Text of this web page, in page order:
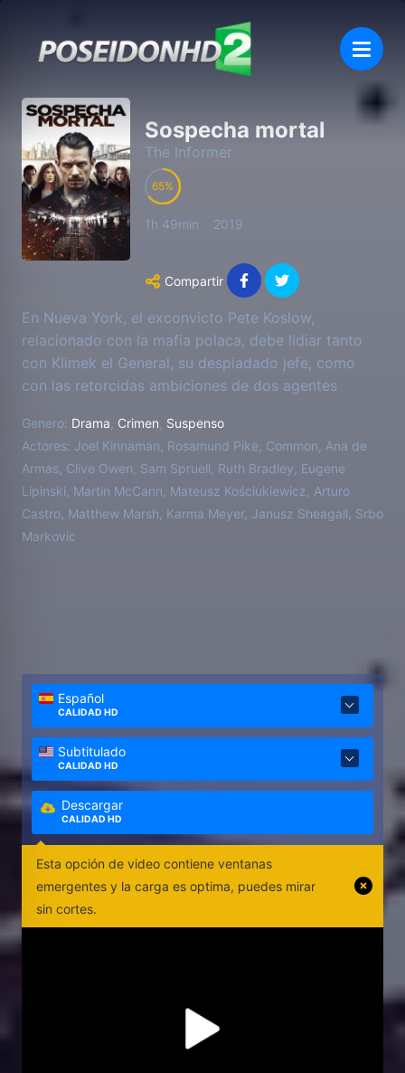
Sospecha mortal
The Informer
65
1h 49min 2019
Compartir
En Nueva York, el exconvicto Pete Koslow,
relacionado con la mafia polaca, debe lidiar tanto
con Klimek el General, su despiadado jefe, como
con las retorcidas ambiciones de dos agentes
vidas de sus seres queridos.
Genero: Drama Crimen Suspenso
Actores: Joel Kinnaman, Rosamund Pike, Common, Ana de
Armas, Clive Owen, Sam Spruell, Ruth Bradley, Eugene
Lipinski, Martin McCann, Mateusz Kościukiewicz, Arturo
Castro, Matthew Marsh, Karma Meyer, Janusz Sheagall, Srbo
Markovic
Español
CALIDAD HD
Subtitulado
CALIDAD HD
Descargar
CALIDAD HD
Esta opción de video contiene ventanas
emergentes y la carga es optima, puedes mirar
sin cortes.